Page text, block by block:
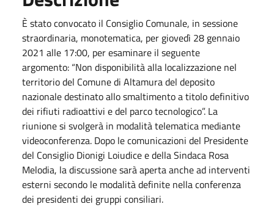
È stato convocato il Consiglio Comunale, in sessione
straordinaria, monotematica, per giovedì 28 gennaio
2021 alle 17:00, per esaminare il seguente
argomento: “Non disponibilità alla localizzazione nel
territorio del Comune di Altamura del deposito
nazionale destinato allo smaltimento a titolo definitivo
dei rifiuti radioattivi e del parco tecnologico”. La
riunione si svolgerà in modalità telematica mediante
videoconferenza. Dopo le comunicazioni del Presidente
del Consiglio Dionigi Loiudicee della Sindaca Rosa
Melodia, la discussione sarà aperta anche ad interventi
esterni secondo le modalità definite nella conferenza
dei presidenti dei gruppi consiliari.